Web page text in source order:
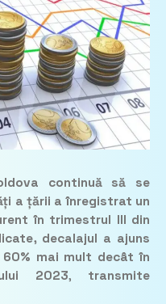
continuă să se
a țării a înregistrat un
în trimestrul III din
decalajul a ajuns
mai mult decât în
2023, transmite